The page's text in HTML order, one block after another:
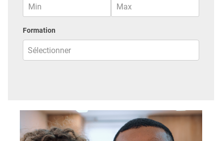
Formation